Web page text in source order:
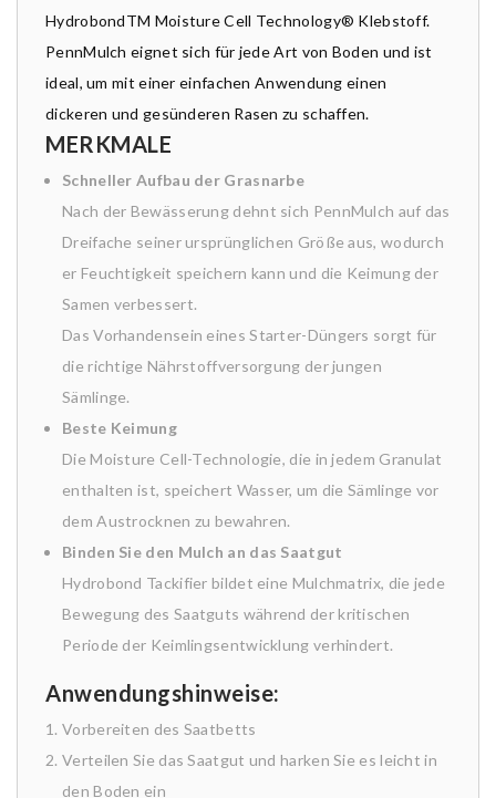
HydrobondTM Moisture Cell Technology® Klebstoff.
PennMulch eignet sich für jede Art von Boden und ist
ideal, um mit einer einfachen Anwendung einen
dickeren und gesünderen Rasen zu schaffen.
MERKMALE
Schneller Aufbau der Grasnarbe
Nach der Bewässerung dehnt sich PennMulch auf das
Dreifache seiner ursprünglichen Größe aus, wodurch
er Feuchtigkeit speichern kann und die Keimung der
Samen verbessert.
Das Vorhandensein eines Starter-Düngers sorgt für
die richtige Nährstoffversorgung der jungen
Sämlinge.
Beste Keimung
Die Moisture Cell-Technologie, die in jedem Granulat
enthalten ist, speichert Wasser, um die Sämlinge vor
dem Austrocknen zu bewahren.
Binden Sie den Mulch an das Saatgut
Hydrobond Tackifier bildet eine Mulchmatrix, die jede
Bewegung des Saatguts während der kritischen
Periode der Keimlingsentwicklung verhindert.
Anwendungshinweise:
Vorbereiten des Saatbetts
Verteilen Sie das Saatgut und harken Sie es leicht in
den Boden ein